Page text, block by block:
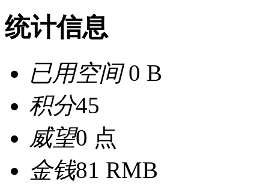
统计信息
已用空间0 B
积分45
威望0 点
金钱81 RMB